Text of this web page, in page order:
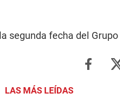
segunda fecha del
LAS MÁS LEÍDAS